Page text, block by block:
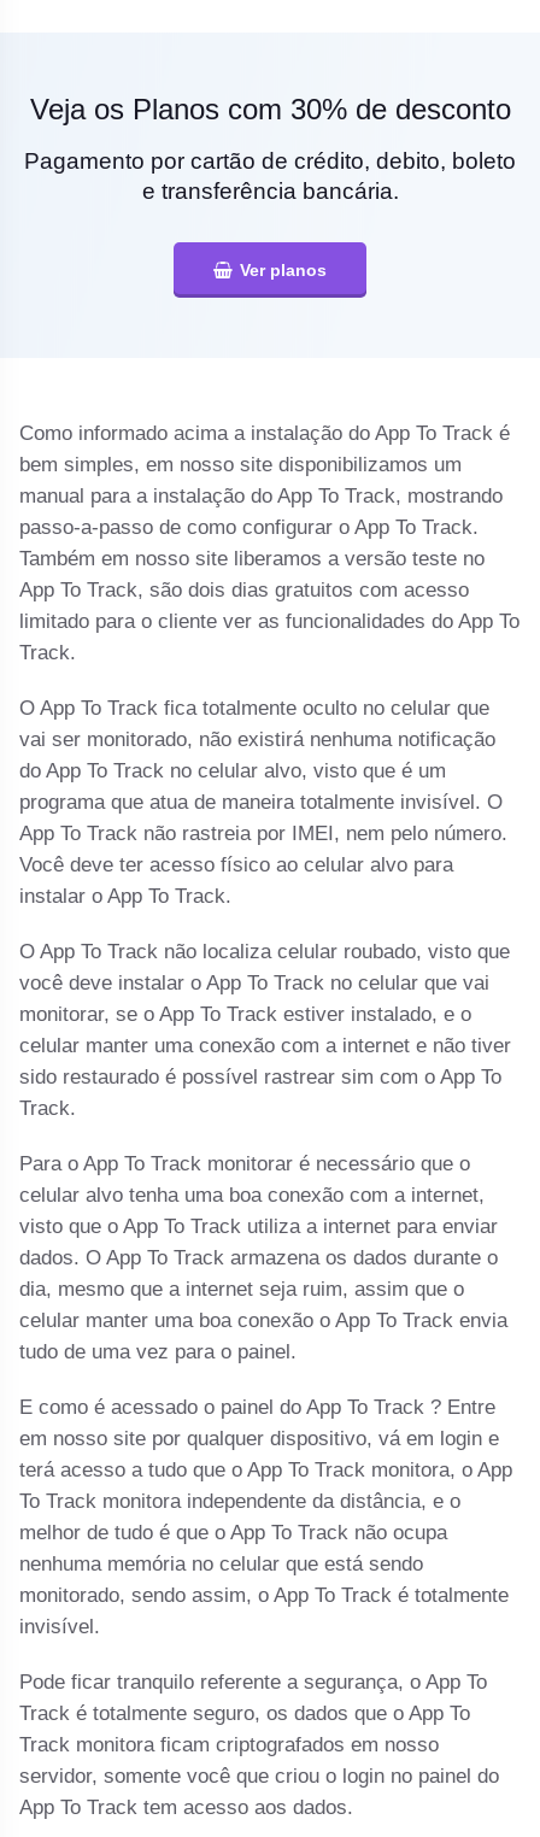
Veja os Planos com 30% de desconto
Pagamento por cartão de crédito, debito, boleto
e transferência bancária.
Ver planos
Como informado acima a instalação do App To Track é
bem simples, em nosso site disponibilizamos um
manual para a instalação do App To Track, mostrando
passo-a-passo de como configurar o App To Track.
Também em nosso site liberamos a versão teste no
App To Track, são dois dias gratuitos com acesso
limitado para o cliente ver as funcionalidades do App To
Track.
O App To Track fica totalmente oculto no celular que
vai ser monitorado, não existirá nenhuma notificação
do App To Track no celular alvo, visto que é um
programa que atua de maneira totalmente invisível. O
App To Track não rastreia por IMEI, nem pelo número.
Você deve ter acesso físico ao celular alvo para
instalar o App To Track.
O App To Track não localiza celular roubado, visto que
você deve instalar o App To Track no celular que vai
monitorar, se o App To Track estiver instalado, e o
celular manter uma conexão com a internet e não tiver
sido restaurado é possível rastrear sim com o App To
Track.
Para o App To Track monitorar é necessário que o
celular alvo tenha uma boa conexão com a internet,
visto que o App To Track utiliza a internet para enviar
dados. O App To Track armazena os dados durante o
dia, mesmo que a internet seja ruim, assim que o
celular manter uma boa conexão o App To Track envia
tudo de uma vez para o painel.
E como é acessado o painel do App To Track ? Entre
em nosso site por qualquer dispositivo, vá em login e
terá acesso a tudo que o App To Track monitora, o App
To Track monitora independente da distância, e o
melhor de tudo é que o App To Track não ocupa
nenhuma memória no celular que está sendo
monitorado, sendo assim, o App To Track é totalmente
invisível.
Pode ficar tranquilo referente a segurança, o App To
Track é totalmente seguro, os dados que o App To
Track monitora ficam criptografados em nosso
servidor, somente você que criou o login no painel do
App To Track tem acesso aos dados.